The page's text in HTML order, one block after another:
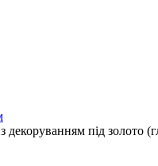
під золото